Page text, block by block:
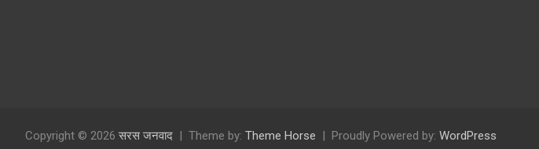
Copyright © 2026 सरस जनवाद Theme by: Theme Horse Proudly Powered by: WordPress